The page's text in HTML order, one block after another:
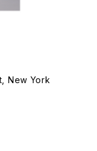
New York